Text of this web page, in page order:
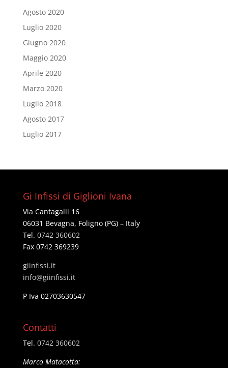
Agosto 2020
Luglio 2020
Giugno 2020
Maggio 2020
Aprile 2020
Marzo 2020
Luglio 2018
Agosto 2017
Luglio 2017
Gi Infissi di Giglioni Ivana
Via Cantagalli 16
06031 Bevagna, Foligno (PG) – Italy
Tel. 0742 360602
Fax 0742 369239
giinfissi.it
ti.issifniig
@ofni
P Iva 02703630547
Contatti
Tel. 0742 360602
Marco Matacotta: